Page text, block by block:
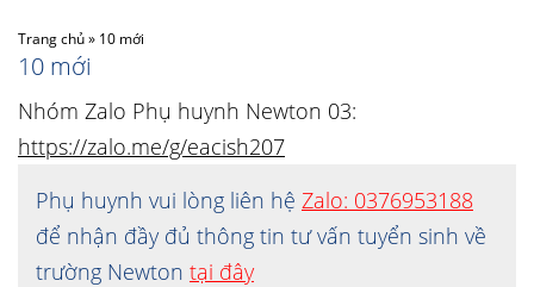
Trang chủ» 10 mới
10 mới
Nhóm Zalo Phụ huynh Newton 03:
https://zalo.me/g/eacish207
Phụ huynh vui lòng liên hệ Zalo: 0376953188
để nhận đầy đủ thông tin tư vấn tuyển sinh về
trường Newton tại đây